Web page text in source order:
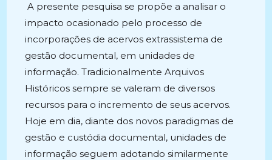
A presente pesquisa se propõe a analisar o
impacto ocasionado pelo processo de
incorporações de acervos extrassistema de
gestão documental, em unidades de
informação. Tradicionalmente Arquivos
Históricos sempre se valeram de diversos
recursos para o incremento de seus acervos.
Hoje em dia, diante dos novos paradigmas de
gestão e custódia documental, unidades de
informação seguem adotando similarmente